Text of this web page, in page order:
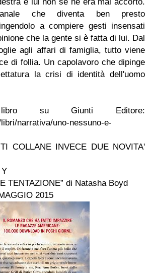
che diventa ben presto
a compiere gesti insensati
che la gente si è fatta di lui. Dal
agli affari di famiglia, tutto viene
di follia. Un capolavoro che dipinge
la crisi di identità dell'uomo
su Giunti Editore:
narrativa/uno-nessuno-e-
COLLANE INVECE DUE NOVITA'
TENTAZIONE” di Natasha Boyd
2015